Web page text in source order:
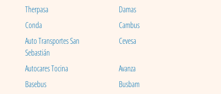
Therpasa
Damas
Conda
Cambus
Auto Transportes San
Sebastián
Cevesa
Autocares Tocina
Avanza
Basebus
Busbam